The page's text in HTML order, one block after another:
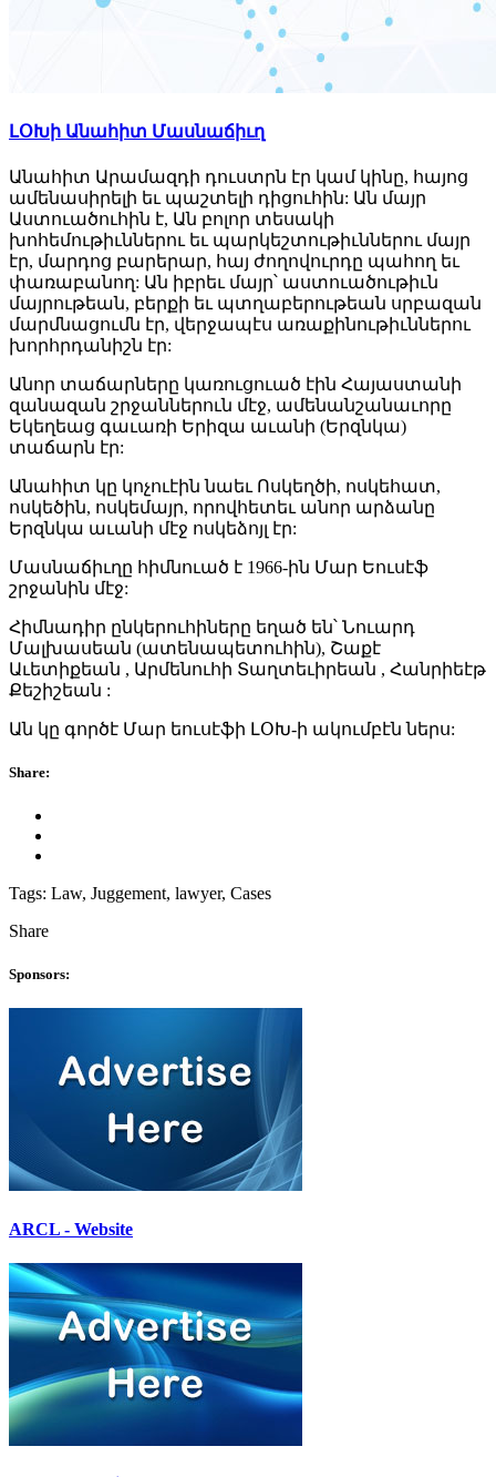
ԼՕԽի Անահիտ Մասնաճիւղ
Անահիտ Արամազդի դուստրն էր կամ կինը, հայոց
ամենասիրելի եւ պաշտելի դիցուհին: Ան մայր
Աստուածուհին է, Ան բոլոր տեսակի
խոհեմութիւններու եւ պարկեշտութիւններու մայր
էր, մարդոց բարերար, հայ ժողովուրդը պահող եւ
փառաբանող: Ան իբրեւ մայր՝ աստուածութիւն
մայրութեան, բերքի եւ պտղաբերութեան սրբազան
մարմնացումն էր, վերջապէս առաքինութիւններու
խորհրդանիշն էր:
Անոր տաճարները կառուցուած էին Հայաստանի
զանազան շրջաններուն մէջ, ամենանշանաւորը
Եկեղեաց գաւառի Երիզա աւանի (Երզնկա)
տաճարն էր:
Անահիտ կը կոչուէին նաեւ Ոսկեղծի, ոսկեհատ,
ոսկեծին, ոսկեմայր, որովհետեւ անոր արձանը
Երզնկա աւանի մէջ ոսկեձոյլ էր:
Մասնաճիւղը հիմնուած է 1966-ին Մար Եուսէֆ
շրջանին մէջ:
Հիմնադիր ընկերուհիները եղած են՝ Նուարդ
Մալխասեան (ատենապետուհին), Շաքէ
Աւետիքեան , Արմենուհի Տաղտեւիրեան , Հանրիեէթ
Քեշիշեան :
Ան կը գործէ Մար եուսէֆի ԼՕԽ-ի ակումբէն ներս:
Share:
Tags: Law, Juggement, lawyer, Cases
Share
Sponsors:
ARCL - Website